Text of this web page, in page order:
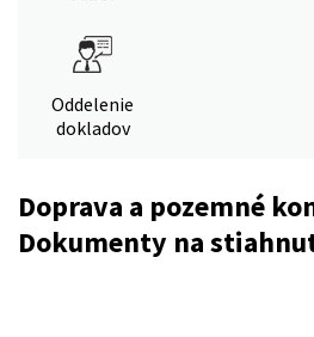
Oddelenie
dokladov
Doprava a pozemné
Dokumenty na